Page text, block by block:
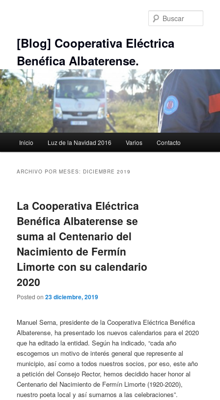
[Blog] Cooperativa Eléctrica
Benéfica Albaterense.
principal
Inicio Luz de la Navidad 2016 Varios Contacto
ARCHIVO POR MESES: DICIEMBRE 2019
La Cooperativa Eléctrica
Benéfica Albaterense se
suma al Centenario del
Nacimiento de Fermín
Limorte con su calendario
2020
Posted on23 diciembre, 2019
Manuel Serna, presidente de la Cooperativa Eléctrica Benéfica
Albaterense, ha presentado los nuevos calendarios para el 2020
que ha editado la entidad. Según ha indicado, “cada año
escogemos un motivo de interés general que represente al
municipio, así como a todos nuestros socios, por eso, este año
a petición del Consejo Rector, hemos decidido hacer honor al
Centenario del Nacimiento de Fermín Limorte (1920-2020),
nuestro poeta local y así sumarnos a las celebraciones”.